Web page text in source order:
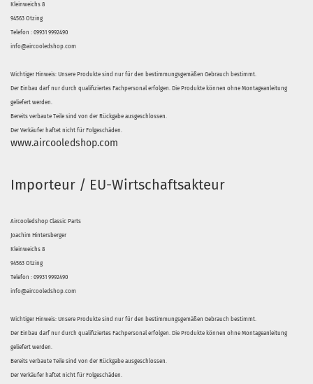
Kleinweichs 8
94563 Otzing
Telefon : 09931 9992490
info@aircooledshop.com
Wichtiger Hinweis: Unsere Produkte sind nur für den bestimmungsgemäßen Gebrauch bestimmt.
Der Einbau darf nur durch qualifiziertes Fachpersonal erfolgen. Die Produkte können ohne Montageanleitung
geliefert werden.
Bereits verbaute Teile sind von der Rückgabe ausgeschlossen.
Der Verkäufer haftet nicht für Folgeschäden.
www.aircooledshop.com
Importeur / EU-Wirtschaftsakteur
Aircooledshop Classic Parts
Joachim Hintersberger
Kleinweichs 8
94563 Otzing
Telefon : 09931 9992490
info@aircooledshop.com
Wichtiger Hinweis: Unsere Produkte sind nur für den bestimmungsgemäßen Gebrauch bestimmt.
Der Einbau darf nur durch qualifiziertes Fachpersonal erfolgen. Die Produkte können ohne Montageanleitung
geliefert werden.
Bereits verbaute Teile sind von der Rückgabe ausgeschlossen.
Der Verkäufer haftet nicht für Folgeschäden.